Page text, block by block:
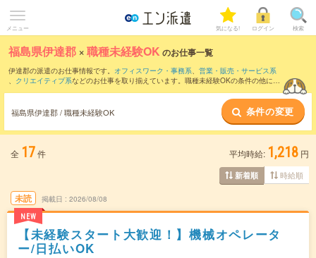
メニュー 気になる! ログイン 検索
福島県伊達郡 ×職種未経験OK のお仕事一覧
伊達郡の派遣のお仕事情報です。 オフィスワーク・事務系、 営業・販売・サービス系
、 クリエイティブ系などのお仕事を取り揃えています。職種未経験OKの条件の他に、
福島県伊達郡 / 職種未経験OK 条件の変更
全 17件 平均時給: 1,218 円
新着順 時給順
未読
NEW
掲載日 2026/08/08
【未経験スタート大歓迎！】機械オペレータ
ー/日払いOK